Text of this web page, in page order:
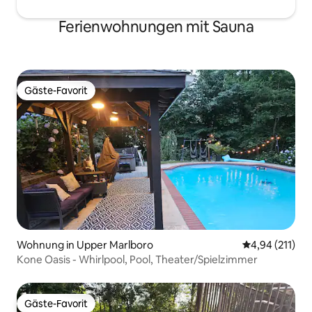
Ferienwohnungen mit Sauna
Gäste-Favorit
Gäste-Favorit
Wohnung in Upper Marlboro
4,94 (211)
Kone Oasis - Whirlpool, Pool, Theater/Spielzimmer
Gäste-Favorit